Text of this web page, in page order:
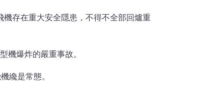
存在重大安全隱患，不得不全部回爐重
機爆炸的嚴重事故。
纔是常態。